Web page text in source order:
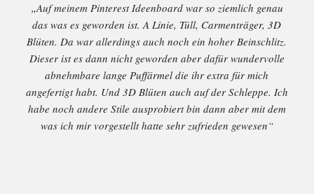
„Auf meinem Pinterest Ideenboard war so ziemlich genau
das was es geworden ist. A Linie, Tüll, Carmenträger, 3D
Blüten. Da war allerdings auch noch ein hoher Beinschlitz.
Dieser ist es dann nicht geworden aber dafür wundervolle
abnehmbare lange Puffärmel die ihr extra für mich
angefertigt habt. Und 3D Blüten auch auf der Schleppe. Ich
habe noch andere Stile ausprobiert bin dann aber mit dem
was ich mir vorgestellt hatte sehr zufrieden gewesen“